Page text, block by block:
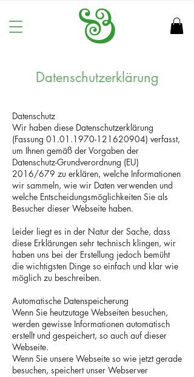
Datenschutzerklärung
Datenschutz
Wir haben diese Datenschutzerklärung
(Fassung 01.01.1970-121620904) verfasst,
um Ihnen gemäß der Vorgaben der
Datenschutz-Grundverordnung (EU)
2016/679 zu erklären, welche Informationen
wir sammeln, wie wir Daten verwenden und
welche Entscheidungsmöglichkeiten Sie als
Besucher dieser Webseite haben.
Leider liegt es in der Natur der Sache, dass
diese Erklärungen sehr technisch klingen, wir
haben uns bei der Erstellung jedoch bemüht
die wichtigsten Dinge so einfach und klar wie
möglich zu beschreiben.
Automatische Datenspeicherung
Wenn Sie heutzutage Webseiten besuchen,
werden gewisse Informationen automatisch
erstellt und gespeichert, so auch auf dieser
Webseite.
Wenn Sie unsere Webseite so wie jetzt gerade
besuchen, speichert unser Webserver